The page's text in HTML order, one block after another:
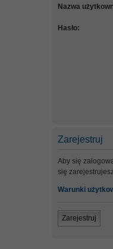
Nazwa
Hasło:
Zarejestruj
Aby się
się
Warunki
Zarejestruj